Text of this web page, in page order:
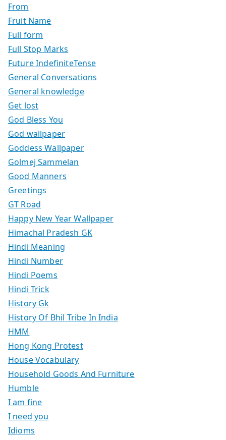
From
Fruit Name
Full form
Full Stop Marks
Future IndefiniteTense
General Conversations
General knowledge
Get lost
God Bless You
God wallpaper
Goddess Wallpaper
Golmej Sammelan
Good Manners
Greetings
GT Road
Happy New Year Wallpaper
Himachal Pradesh GK
Hindi Meaning
Hindi Number
Hindi Poems
Hindi Trick
History Gk
History Of Bhil Tribe In India
HMM
Hong Kong Protest
House Vocabulary
Household Goods And Furniture
Humble
I am fine
I need you
Idioms